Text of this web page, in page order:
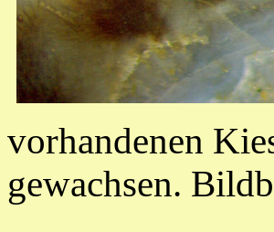
vorhandenen
gewachsen.